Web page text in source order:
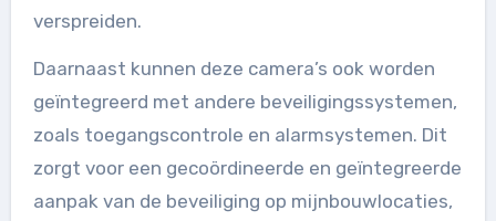
verspreiden.
Daarnaast kunnen deze camera’s ook worden
geïntegreerd met andere beveiligingssystemen,
zoals toegangscontrole en alarmsystemen. Dit
zorgt voor een gecoördineerde en geïntegreerde
aanpak van de beveiliging op mijnbouwlocaties,